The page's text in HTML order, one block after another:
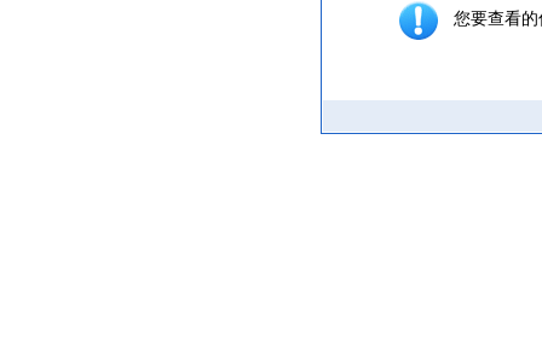
您要查看